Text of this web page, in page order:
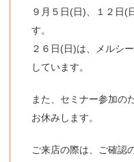
９月５日(日)、１２日(
す。
２６日(日)は、メルシ
しています。
また、セミナー参加の
お休みします。
ご来店の際は、ご確認